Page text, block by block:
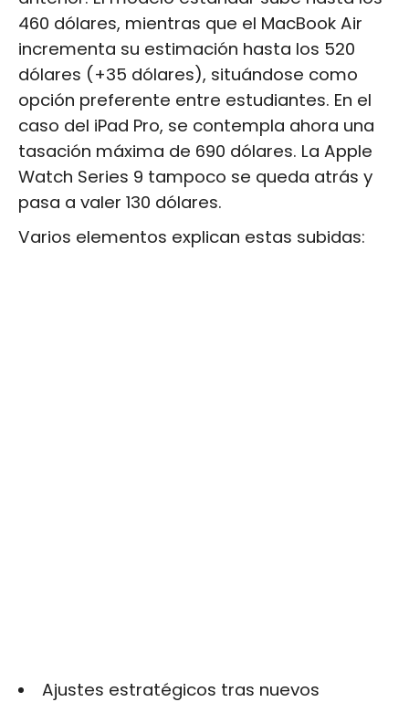
460 dólares, mientras que el MacBook Air
incrementa su estimación hasta los 520
dólares (+35 dólares), situándose como
opción preferente entre estudiantes. En el
caso del iPad Pro, se contempla ahora una
tasación máxima de 690 dólares. La Apple
Watch Series 9 tampoco se queda atrás y
pasa a valer 130 dólares.
Varios elementos explican estas subidas:
Ajustes estratégicos tras nuevos